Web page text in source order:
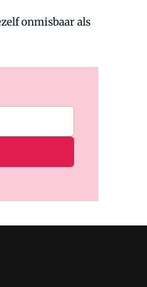
onmisbaar als